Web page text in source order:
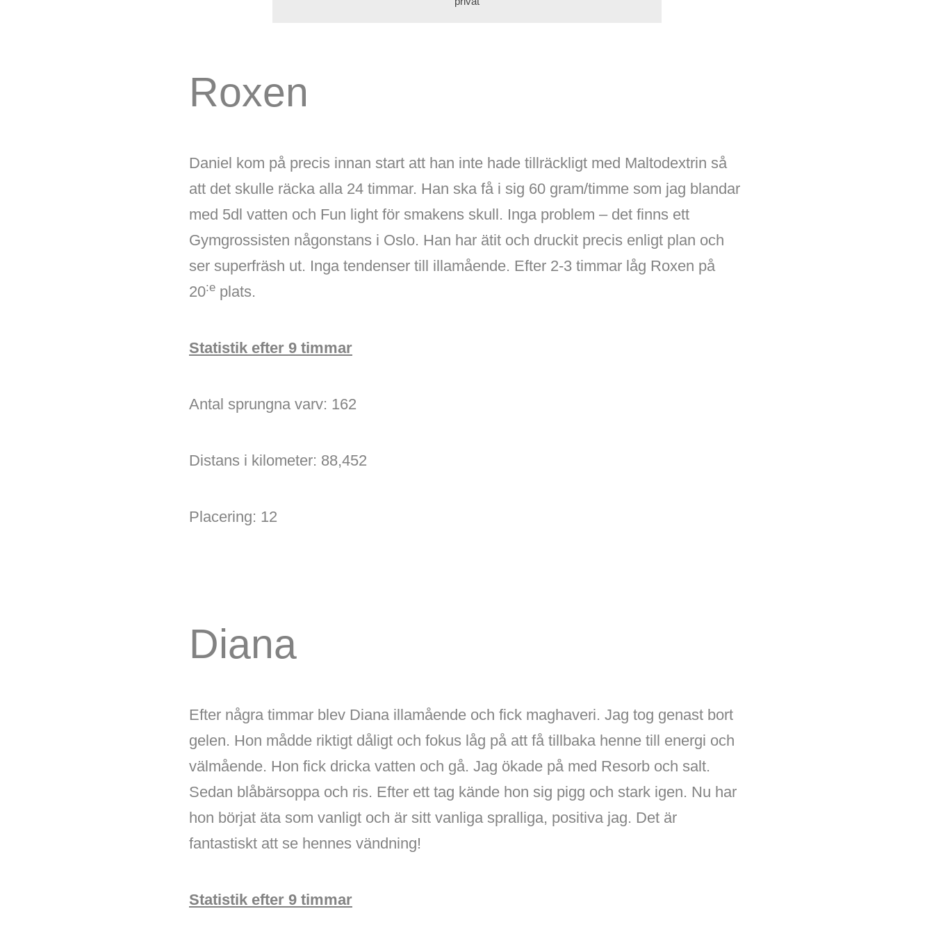
Roxen
Daniel kom på precis innan start att han inte hade tillräckligt med Maltodextrin så
att det skulle räcka alla 24 timmar. Han ska få i sig 60 gram/timme som jag blandar
med 5dl vatten och Fun light för smakens skull. Inga problem – det finns ett
Gymgrossisten någonstans i Oslo. Han har ätit och druckit precis enligt plan och
ser superfräsh ut. Inga tendenser till illamående. Efter 2-3 timmar låg Roxen på
20:e plats.
Statistik efter 9 timmar
Antal sprungna varv: 162
Distans i kilometer: 88,452
Placering: 12
Diana
Efter några timmar blev Diana illamående och fick maghaveri. Jag tog genast bort
gelen. Hon mådde riktigt dåligt och fokus låg på att få tillbaka henne till energi och
välmående. Hon fick dricka vatten och gå. Jag ökade på med Resorb och salt.
Sedan blåbärsoppa och ris. Efter ett tag kände hon sig pigg och stark igen. Nu har
hon börjat äta som vanligt och är sitt vanliga spralliga, positiva jag. Det är
fantastiskt att se hennes vändning!
Statistik efter 9 timmar